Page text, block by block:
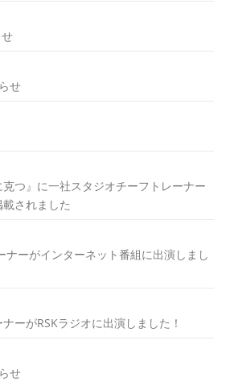
せ
つ』に一社スタジオチーフトレーナー
されました
ナーがインターネット番組に出演しまし
ーがRSKラジオに出演しました！
せ